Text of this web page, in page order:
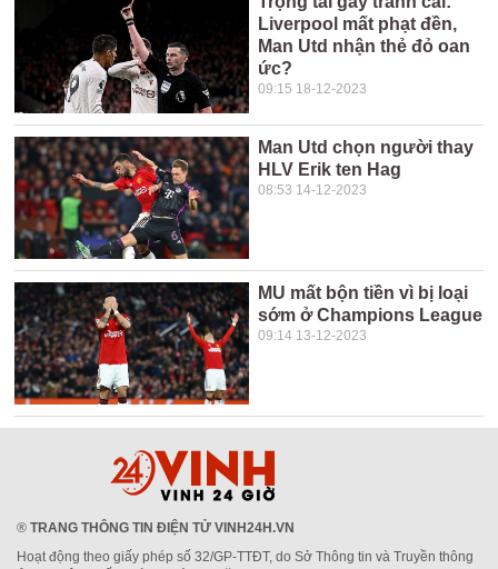
Liverpool mất phạt đền,
Man Utd nhận thẻ đỏ oan
ức?
09:15 18-12-2023
Man Utd chọn người thay
HLV Erik ten Hag
08:53 14-12-2023
MU mất bộn tiền vì bị loại
sớm ở Champions League
09:14 13-12-2023
® TRANG THÔNG TIN ĐIỆN TỬ VINH24H.VN
Hoạt động theo giấy phép số 32/GP-TTĐT, do Sở Thông tin và Truyền thông